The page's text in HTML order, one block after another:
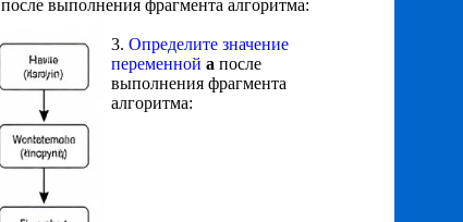
после выполнения фрагмента алгоритма:
3. Определите значение
переменной а после
выполнения фрагмента
алгоритма: